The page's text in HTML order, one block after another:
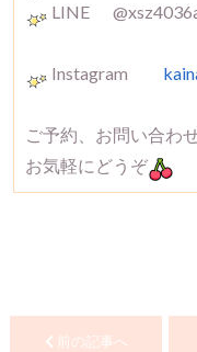
LINE
Instagram
ご予約、お問い合わ
お気軽にどうぞ
前の記事へ